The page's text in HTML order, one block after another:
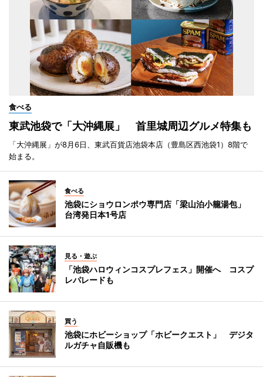
食べる
東武池袋で「大沖縄展」 首里城周辺グルメ特集も
「大沖縄展」が8月6日、東武百貨店池袋本店（豊島区西池袋1）8階で
始まる。
食べる
池袋にショウロンポウ専門店「梁山泊小籠湯包」
台湾発日本1号店
見る・遊ぶ
「池袋ハロウィンコスプレフェス」開催へ コスプ
レパレードも
買う
池袋にホビーショップ「ホビークエスト」 デジタ
ルガチャ自販機も